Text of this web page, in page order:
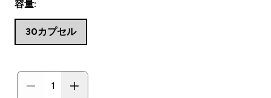
容量:
30カプセル